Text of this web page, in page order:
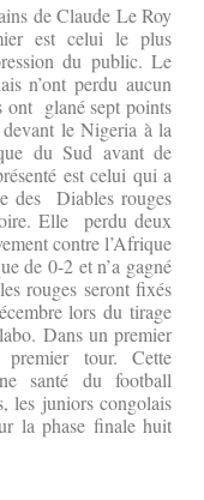
de Claude Le Roy
est celui le plus
du public. Le
n’ont perdu aucun
ont glané sept points
devant le Nigeria à la
du Sud avant de
est celui qui a
des Diables rouges
Elle perdu deux
contre l’Afrique
de 0-2 et n’a gagné
rouges seront fixés
lors du tirage
Dans un premier
tour. Cette
santé du football
les juniors congolais
la phase finale huit